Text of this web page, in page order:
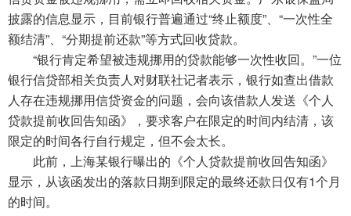
披露的信息显示，目前银行普遍通过“终止额度”、“一次性全
额结清”、“分期提前还款”等方式回收贷款。
“银行肯定希望被违规挪用的贷款能够一次性收回。”一位
银行信贷部相关负责人对财联社记者表示，银行如查出借款
人存在违规挪用信贷资金的问题，会向该借款人发送《个人
贷款提前收回告知函》，要求客户在限定的时间内结清，该
限定的时间各行自行规定，但不会太长。
此前，上海某银行曝出的《个人贷款提前收回告知函》
显示，从该函发出的落款日期到限定的最终还款日仅有1个月
的时间。